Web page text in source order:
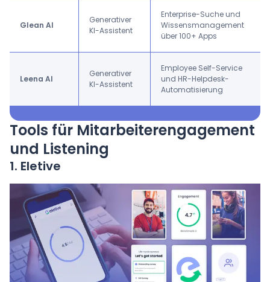
Glean AI
Generativer
KI-Assistent
Enterprise-Suche und
Wissensmanagement
über 100+ Apps
Leena AI
Generativer
KI-Assistent
Employee Self-Service
und HR-Helpdesk-
Automatisierung
Tools für Mitarbeiterengagement
und Listening
1. Eletive